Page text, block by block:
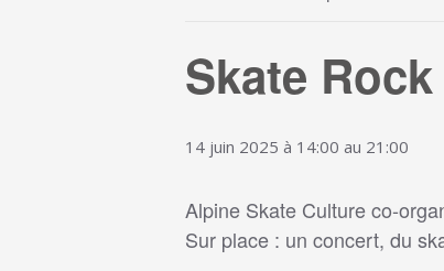
Skate
14 juin 2025 à 14:00 au 21:00
Alpine Skate Culture co-
Sur place : un concert, du